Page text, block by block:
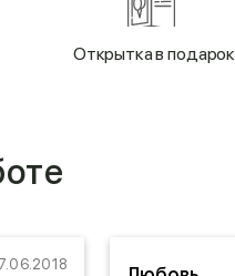
Открытка в подарок